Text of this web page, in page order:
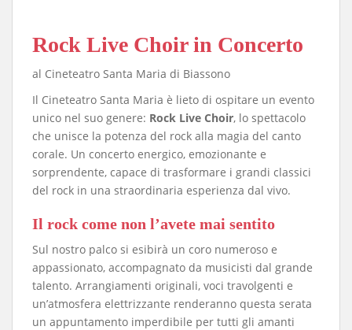
Rock Live Choir in Concerto
al Cineteatro Santa Maria di Biassono
Il Cineteatro Santa Maria è lieto di ospitare un evento
unico nel suo genere: Rock Live Choir, lo spettacolo
che unisce la potenza del rock alla magia del canto
corale. Un concerto energico, emozionante e
sorprendente, capace di trasformare i grandi classici
del rock in una straordinaria esperienza dal vivo.
Il rock come non l’avete mai sentito
Sul nostro palco si esibirà un coro numeroso e
appassionato, accompagnato da musicisti dal grande
talento. Arrangiamenti originali, voci travolgenti e
un’atmosfera elettrizzante renderanno questa serata
un appuntamento imperdibile per tutti gli amanti